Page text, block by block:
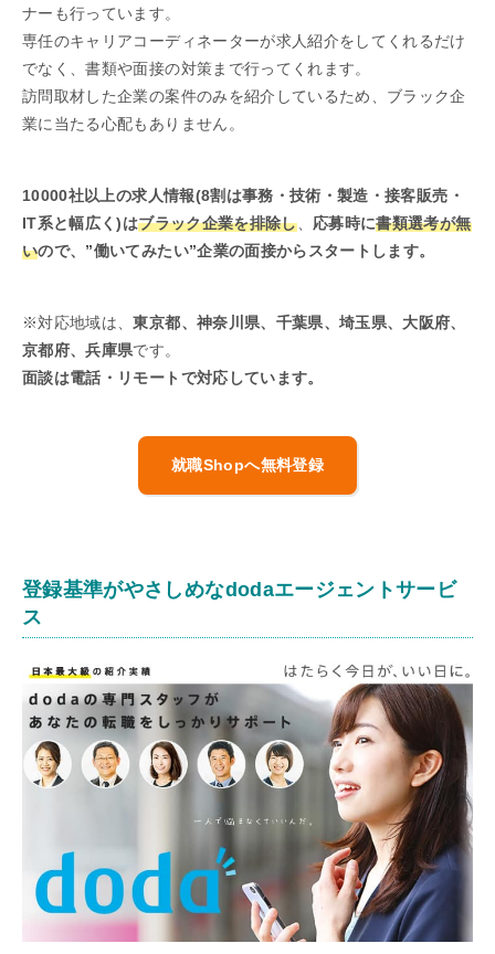
ナーも行っています。
専任のキャリアコーディネーターが求人紹介をしてくれるだけ
でなく、書類や面接の対策まで行ってくれます。
訪問取材した企業の案件のみを紹介しているため、ブラック企
業に当たる心配もありません。
10000社以上の求人情報(8割は事務・技術・製造・接客販売・
IT系と幅広く)はブラック企業を排除し、 応募時に書類選考が無
いので、”働いてみたい”企業の面接からスタートします。
※対応地域は、東京都、神奈川県、千葉県、埼玉県、大阪府、
京都府、兵庫県です。
面談は電話・リモートで対応しています。
就職Shopへ無料登録
登録基準がやさしめなdodaエージェントサービ
ス